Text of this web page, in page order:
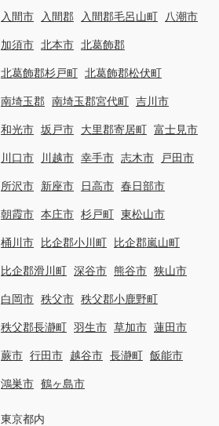
入間市 入間郡 入間郡毛呂山町 八潮市
加須市 北本市 北葛飾郡
北葛飾郡杉戸町 北葛飾郡松伏町
南埼玉郡 南埼玉郡宮代町 吉川市
和光市 坂戸市 大里郡寄居町 富士見市
川口市 川越市 幸手市 志木市 戸田市
所沢市 新座市 日高市 春日部市
朝霞市 本庄市 杉戸町 東松山市
桶川市 比企郡小川町 比企郡嵐山町
比企郡滑川町 深谷市 熊谷市 狭山市
白岡市 秩父市 秩父郡小鹿野町
秩父郡長瀞町 羽生市 草加市 蓮田市
蕨市 行田市 越谷市 長瀞町 飯能市
鴻巣市 鶴ヶ島市
東京都内